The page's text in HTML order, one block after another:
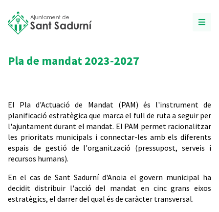
Pla de mandat 2023-2027
El Pla d'Actuació de Mandat (PAM) és l'instrument de
planificació estratègica que marca el full de ruta a seguir per
l'ajuntament durant el mandat. El PAM permet racionalitzar
les prioritats municipals i connectar-les amb els diferents
espais de gestió de l'organització (pressupost, serveis i
recursos humans).
En el cas de Sant Sadurní d'Anoia el govern municipal ha
decidit distribuir l'acció del mandat en cinc grans eixos
estratègics, el darrer del qual és de caràcter transversal.